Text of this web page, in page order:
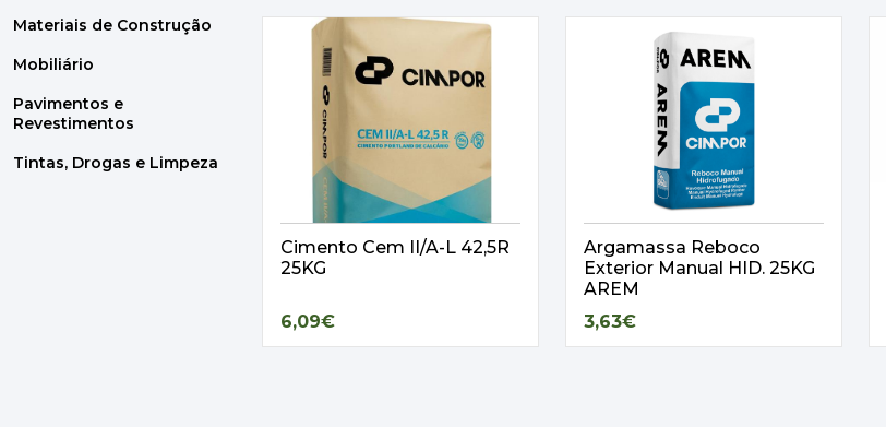
Materiais de Construção
Mobiliário
Pavimentos e
Revestimentos
Tintas, Drogas e Limpeza
Cimento Cem II/A-L 42,5R
25KG
6,09€
Argamassa Reboco
Exterior Manual HID. 25KG
AREM
3,63€